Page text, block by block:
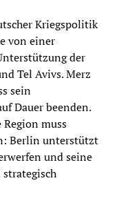
Kriegspolitik
von einer
der
Tel Avivs. Merz
sein
Dauer beenden.
muss
Berlin unterstützt
und seine